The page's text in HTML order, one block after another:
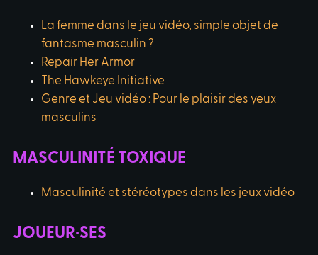
La femme dans le jeu vidéo, simple objet de
fantasme masculin ?
Repair Her Armor
The Hawkeye Initiative
Genre et Jeu vidéo : Pour le plaisir des yeux
masculins
MASCULINITÉ TOXIQUE
Masculinité et stéréotypes dans les jeux vidéo
JOUEUR·SES